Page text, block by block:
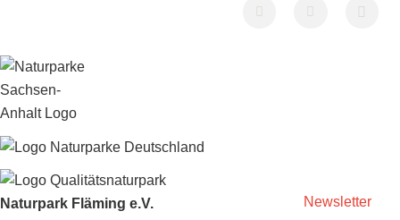
Naturpark Fläming e.V.
Newsletter